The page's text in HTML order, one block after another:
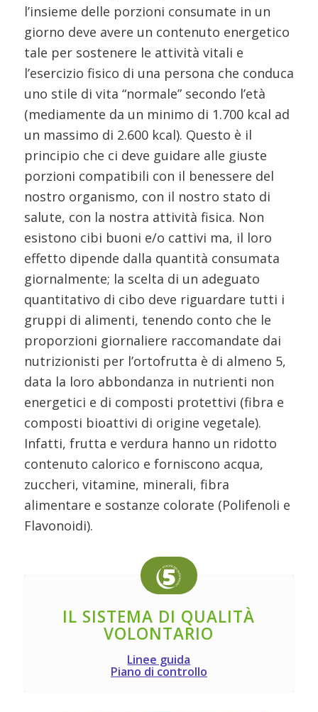
l’insieme delle porzioni consumate in un
giorno deve avere un contenuto energetico
tale per sostenere le attività vitali e
l’esercizio fisico di una persona che conduca
uno stile di vita “normale” secondo l’età
(mediamente da un minimo di 1.700 kcal ad
un massimo di 2.600 kcal). Questo è il
principio che ci deve guidare alle giuste
porzioni compatibili con il benessere del
nostro organismo, con il nostro stato di
salute, con la nostra attività fisica. Non
esistono cibi buoni e/o cattivi ma, il loro
effetto dipende dalla quantità consumata
giornalmente; la scelta di un adeguato
quantitativo di cibo deve riguardare tutti i
gruppi di alimenti, tenendo conto che le
proporzioni giornaliere raccomandate dai
nutrizionisti per l’ortofrutta è di almeno 5,
data la loro abbondanza in nutrienti non
energetici e di composti protettivi (fibra e
composti bioattivi di origine vegetale).
Infatti, frutta e verdura hanno un ridotto
contenuto calorico e forniscono acqua,
zuccheri, vitamine, minerali, fibra
alimentare e sostanze colorate (Polifenoli e
Flavonoidi).
IL SISTEMA DI QUALITÀ
VOLONTARIO
Linee guida
Piano di controllo